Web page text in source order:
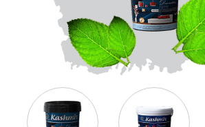
دهانات شقق عرايس, الوان دخانات حوائط
صناعة دهانات القدس شركات دهانات في الاردن
معلم دهانات, سعر سطل الدهان في الأردن, تكلفة دهان غرفة,
للبيع, افضل نواع الدهان في الاردن, سعر الدهان في الاردن, دهانات الاردن,
شركة القدس لصناعة الدهانات أفضل انواع الدهانات
معجونة معجون الجدران الداخلية